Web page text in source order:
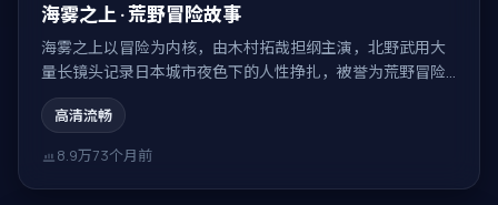
海雾之上 · 荒野冒险故事
海雾之上以冒险为内核，由木村拓哉担纲主演，北野武用大
量长镜头记录日本城市夜色下的人性挣扎，被誉为荒野冒险
故事。
高清流畅
8.9万73个月前